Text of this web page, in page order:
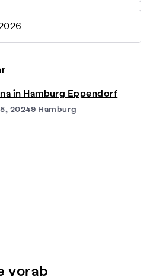
in Hamburg Eppendorf
20249 Hamburg
vorab